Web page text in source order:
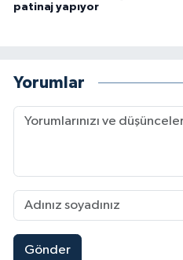
patinaj yapıyor
Yorumlar
Gönder